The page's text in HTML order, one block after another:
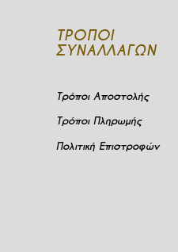
ΤΡΌΠΟΙ
ΣΥΝΑΛΛΑΓΏΝ
Τρόποι Αποστολής
Τρόποι Πληρωμής
Πολιτική Επιστροφών